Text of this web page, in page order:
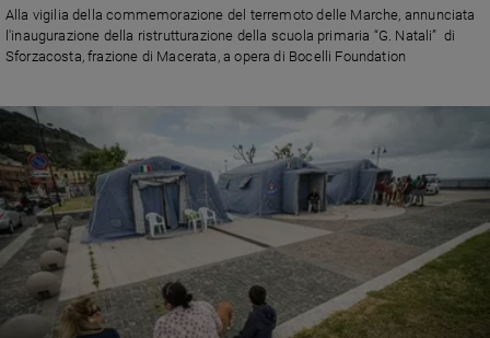
Alla vigilia della commemorazione del terremoto delle Marche, annunciata
l'inaugurazione della ristrutturazione della scuola primaria “G. Natali” di
Sforzacosta, frazione di Macerata, a opera di Bocelli Foundation